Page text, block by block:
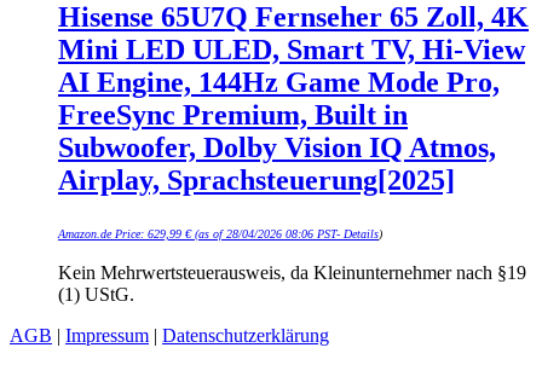
Hisense 65U7Q Fernseher 65 Zoll, 4K
Mini LED ULED, Smart TV, Hi-View
AI Engine, 144Hz Game Mode Pro,
FreeSync Premium, Built in
Subwoofer, Dolby Vision IQ Atmos,
Airplay, Sprachsteuerung[2025]
Amazon.de Price: 629,99 €(as of 28/04/2026 08:06 PST- Details)
Kein Mehrwertsteuerausweis, da Kleinunternehmer nach §19
(1) UStG.
AGB | Impressum | Datenschutzerklärung